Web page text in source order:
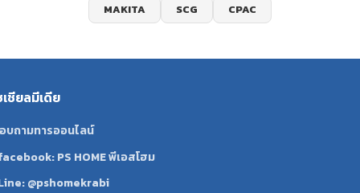
MAKITA
SCG CPAC
เชียลมีเดีย
บถามทารออนไลน์
PS HOME พีเอสโฮม
@pshomekrabi